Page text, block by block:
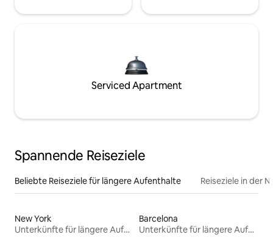
Serviced Apartment
Spannende Reiseziele
Beliebte Reiseziele für längere Aufenthalte Reiseziele in der
New York
Unterkünfte für längere Aufenthalte
Barcelona
Unterkünfte für längere Aufenthalte